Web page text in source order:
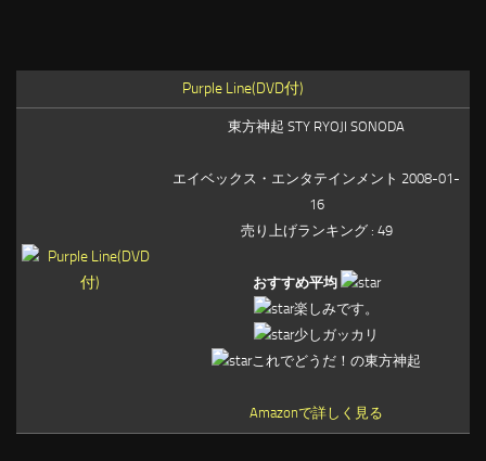
Purple Line(DVD付)
東方神起 STY RYOJI SONODA
エイベックス・エンタテインメント 2008-01-
16
売り上げランキング : 49
おすすめ平均
楽しみです。
少しガッカリ
これでどうだ！の東方神起
Amazonで詳しく見る